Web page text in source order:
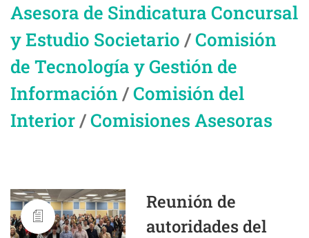
Asesora de Sindicatura Concursal
y Estudio Societario /Comisión
de Tecnología y Gestión de
Información/Comisión del
Interior/Comisiones Asesoras
Reunión de
autoridades del